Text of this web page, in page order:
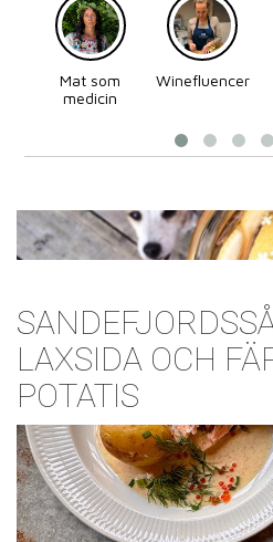
Mat som
medicin
Winefluencer
LAXSIDA OCH
POTATIS